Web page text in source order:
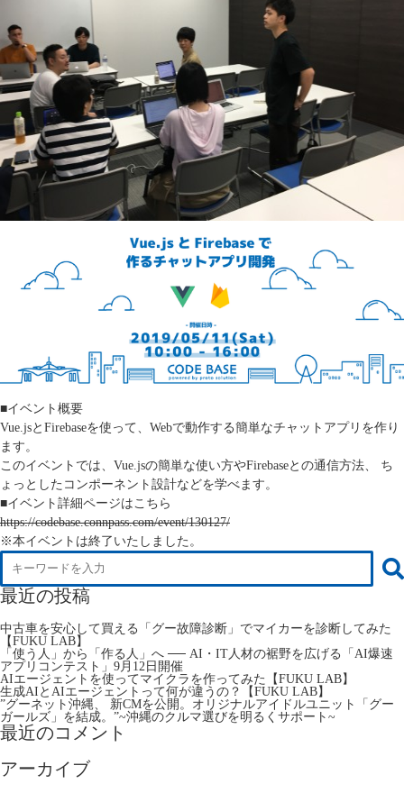
■イベント概要
Vue.jsとFirebaseを使って、Webで動作する簡単なチャットアプリを作り
ます。
このイベントでは、Vue.jsの簡単な使い方やFirebaseとの通信方法、 ち
ょっとしたコンポーネント設計などを学べます。
■イベント詳細ページはこちら
https://codebase.connpass.com/event/130127/
※本イベントは終了いたしました。
最近の投稿
中古車を安心して買える「グー故障診断」でマイカーを診断してみた
【FUKU LAB】
「使う人」から「作る人」へ ── AI・IT人材の裾野を広げる「AI爆速
アプリコンテスト」9月12日開催
AIエージェントを使ってマイクラを作ってみた【FUKU LAB】
生成AIとAIエージェントって何が違うの？【FUKU LAB】
”グーネット沖縄、 新CMを公開。オリジナルアイドルユニット「グー
ガールズ」を結成。”~沖縄のクルマ選びを明るくサポート~
最近のコメント
アーカイブ